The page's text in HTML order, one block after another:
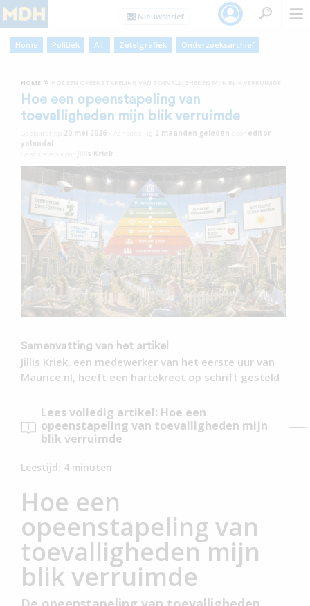
Home Politiek A.I. Zetelgrafiek Onderzoeksarchief
HOME »
Hoe een opeenstapeling van
toevalligheden mijn blik verruimde
20 mei 2026 2 maanden geleden
editor
yolandal
Jillis Kriek
Samenvatting van het artikel
Jillis Kriek, een medewerker van het eerste uur van
Maurice.nl, heeft een hartekreet op schrift gesteld
Lees volledig artikel: Hoe een
opeenstapeling van toevalligheden mijn
blik verruimde
Leestijd: 4 minuten
Hoe een
opeenstapeling van
toevalligheden mijn
blik verruimde